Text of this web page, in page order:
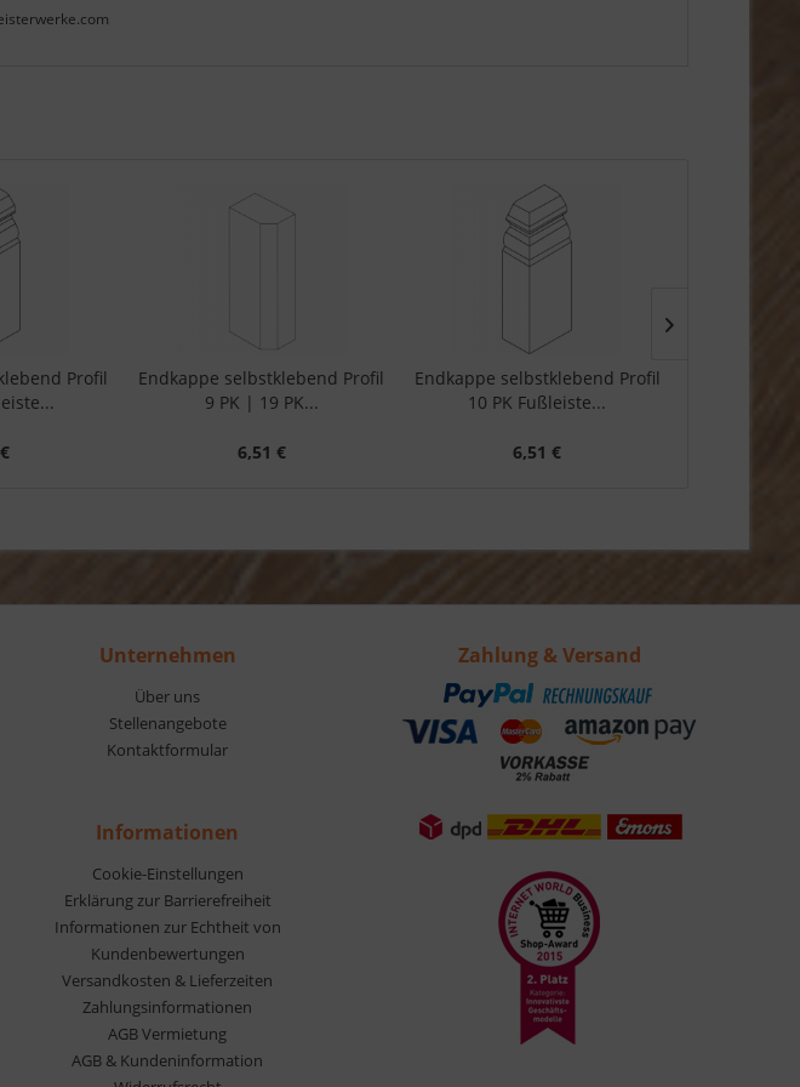
Profil
Endkappe selbstklebend Profil
9 PK | 19 PK...
6,51 €
Endkappe selbstklebend Profil
10 PK Fußleiste...
6,51 €
Unternehmen
Über uns
Stellenangebote
Kontaktformular
Informationen
Cookie-Einstellungen
Erklärung zur Barrierefreiheit
Informationen zur Echtheit von
Kundenbewertungen
Versandkosten & Lieferzeiten
Zahlungsinformationen
AGB Vermietung
AGB & Kundeninformation
Zahlung & Versand